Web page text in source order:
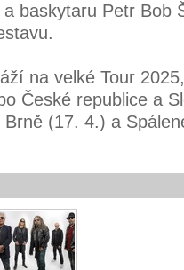
a baskytaru Petr Bob
na velké Tour
České republice a
(17. 4.) a